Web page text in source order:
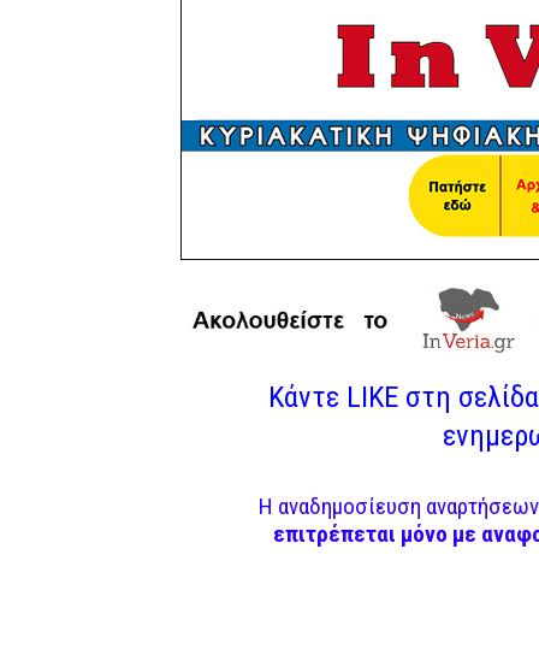
Κάντε LIKE στη
Η αναδημοσίευση
επιτρέπεται μόνο με